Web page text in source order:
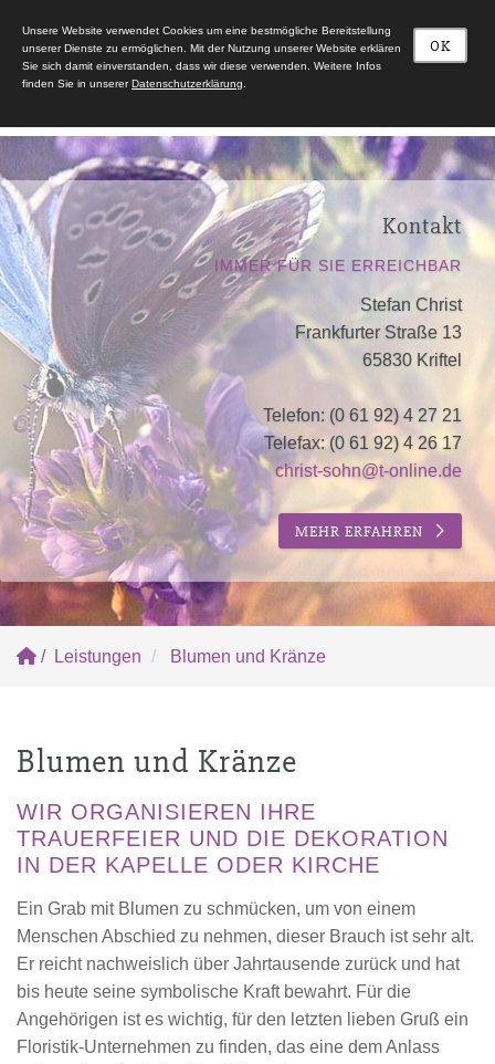
Kontakt
IMMER FÜR SIE ERREICHBAR
Stefan Christ
Frankfurter Straße 13
65830 Kriftel
Telefon: (0 61 92) 4 27 21
Telefax: (0 61 92) 4 26 17
christ-sohn@t-online.de
MEHR ERFAHREN
/ Leistungen Blumen und Kränze
Blumen und Kränze
WIR ORGANISIEREN IHRE
TRAUERFEIER UND DIE DEKORATION
IN DER KAPELLE ODER KIRCHE
Ein Grab mit Blumen zu schmücken, um von einem
Menschen Abschied zu nehmen, dieser Brauch ist sehr alt.
Er reicht nachweislich über Jahrtausende zurück und hat
bis heute seine symbolische Kraft bewahrt. Für die
Angehörigen ist es wichtig, für den letzten lieben Gruß ein
Floristik-Unternehmen zu finden, das eine dem Anlass
OK
Unsere Website verwendet Cookies um eine bestmögliche Bereitstellung
unserer Dienste zu ermöglichen. Mit der Nutzung unserer Website erklären
Sie sich damit einverstanden, dass wir diese verwenden. Weitere Infos
finden Sie in unsererDatenschutzerklärung